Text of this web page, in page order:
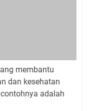
membantu
dan kesehatan
adalah